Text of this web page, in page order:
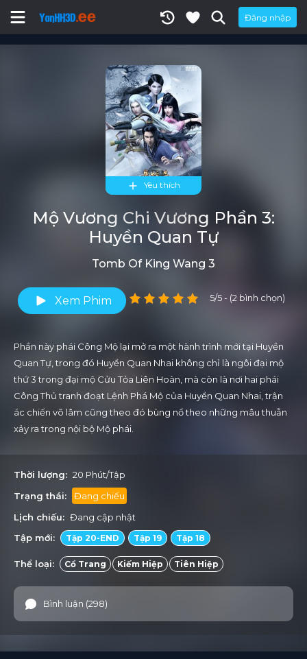
Đăng nhập
Yêu thích
Mộ Vương Chi Vương Phần 3:
Huyền Quan Tự
Tomb Of King Wang 3
Xem Phim 5/5 - (2 bình chọn)
Phần này phái Công Mộ lại mở ra một hành trình mới tại Huyền
Quan Tự, trong đó Huyền Quan Nhai không chỉ là ngôi đại mộ
thứ 3 trong đại mộ Cửu Tỏa Liên Hoàn, mà còn là nơi hai phái
Công Thủ tranh đoạt Lệnh Phá Mộ của Huyền Quan Nhai, trận
ác chiến võ lâm cũng theo đó bùng nổ theo những mâu thuẫn
xảy ra trong nội bộ Mộ phái.
Thời lượng: 20 Phút/Tập
Trạng thái:
Đang chiếu
Lịch chiếu: Đang cập nhật
Tập mới:
Tập 20-END Tập 19 Tập 18
Thể loại: Cổ Trang Kiếm Hiệp Tiên Hiệp
Bình luận (298)